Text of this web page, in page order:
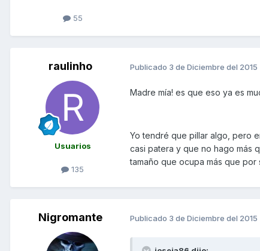
55
raulinho
Usuarios
135
Publicado 3 de Diciembre del 2015
Madre mía! es que eso ya es
Yo tendré que pillar algo, pero
casi patera y que no hago más
tamaño que ocupa más que por
Nigromante Publicado 3 de Diciembre del 2015